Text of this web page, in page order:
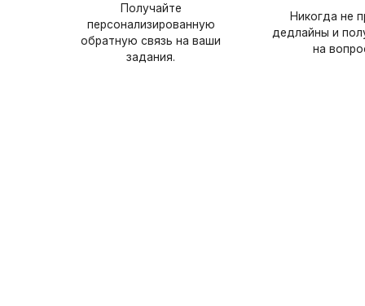
Получайте
персонализированную
обратную связь на ваши
задания.
Никогда не
дедлайны и
на